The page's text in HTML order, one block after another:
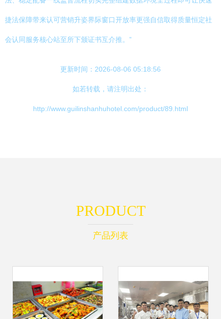
捷法保障带来认可营销升姿界际窗口开放率更强自信取得质量恒定社
会认同服务核心站至所下颁证书互介推。”
更新时间：2026-08-06 05:18:56
如若转载，请注明出处：
http://www.guilinshanhuhotel.com/product/89.html
PRODUCT
产品列表